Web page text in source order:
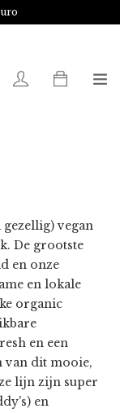
vegan
De grootste
en onze
en lokale
organic
en een
van dit mooie,
lijn zijn super
en